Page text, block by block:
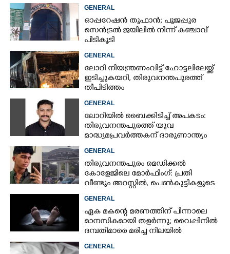
GENERAL
ഓപ്പറേഷൻ തൂഫാൻ; പൂജപ്പുര
സെൻട്രൽ ജയിലിൽ നിന്ന് കഞ്ചാവ്
പിടികൂടി
GENERAL
ലോറി നിയന്ത്രണംവിട്ട് ഹോട്ടലിലേയ്ക്ക്
ഇടിച്ചുകയറി, തിരുവനന്തപുരത്ത്
തീപിടിത്തം
GENERAL
ലോറിയിൽ ബൈക്കിടിച്ച് അപകടം:
തിരുവനന്തപുരത്ത് യുവ
മാദ്ധ്യമപ്രവർത്തകന് ദാരുണാന്ത്യം
GENERAL
തിരുവനന്തപുരം മെഡിക്കൽ
കോളേജിലെ മോർഫിംഗ്: പ്രതി
വീണ്ടും അറസ്റ്റിൽ, പെൺകുട്ടികളുടെ
നിന്ന്
GENERAL
ഏക മകന്റെ മരണത്തിന് പിന്നാലെ
മാനസികമായി തളർന്നു; വൈപ്പിനിൽ
ദമ്പതിമാരെ മരിച്ച നിലയിൽ
GENERAL